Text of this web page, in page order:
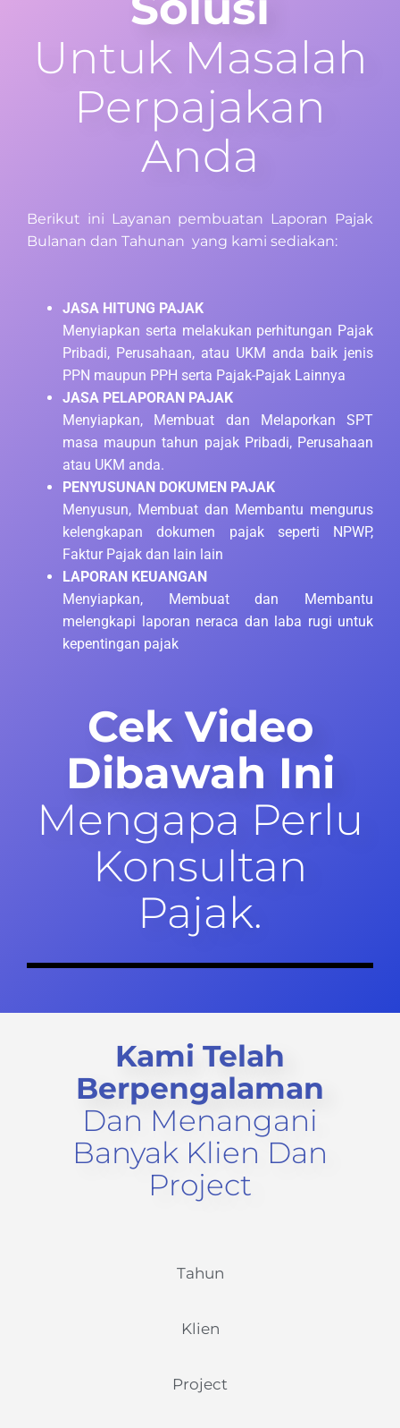
Untuk Masalah
Perpajakan
Anda
Berikut ini Layanan pembuatan Laporan Pajak
Bulanan dan Tahunan yang kami sediakan:
JASA HITUNG PAJAK
Menyiapkan serta melakukan perhitungan Pajak
Pribadi, Perusahaan, atau UKM anda baik jenis
PPN maupun PPH serta Pajak-Pajak Lainnya
JASA PELAPORAN PAJAK
Menyiapkan, Membuat dan Melaporkan SPT
masa maupun tahun pajak Pribadi, Perusahaan
atau UKM anda.
PENYUSUNAN DOKUMEN PAJAK
Menyusun, Membuat dan Membantu mengurus
kelengkapan dokumen pajak seperti NPWP,
Faktur Pajak dan lain lain
LAPORAN KEUANGAN
Menyiapkan, Membuat dan Membantu
melengkapi laporan neraca dan laba rugi untuk
kepentingan pajak
Cek Video
Dibawah Ini
Mengapa Perlu
Konsultan
Pajak.
Kami Telah
Berpengalaman
Dan Menangani
Banyak Klien Dan
Project
Tahun
Klien
Project